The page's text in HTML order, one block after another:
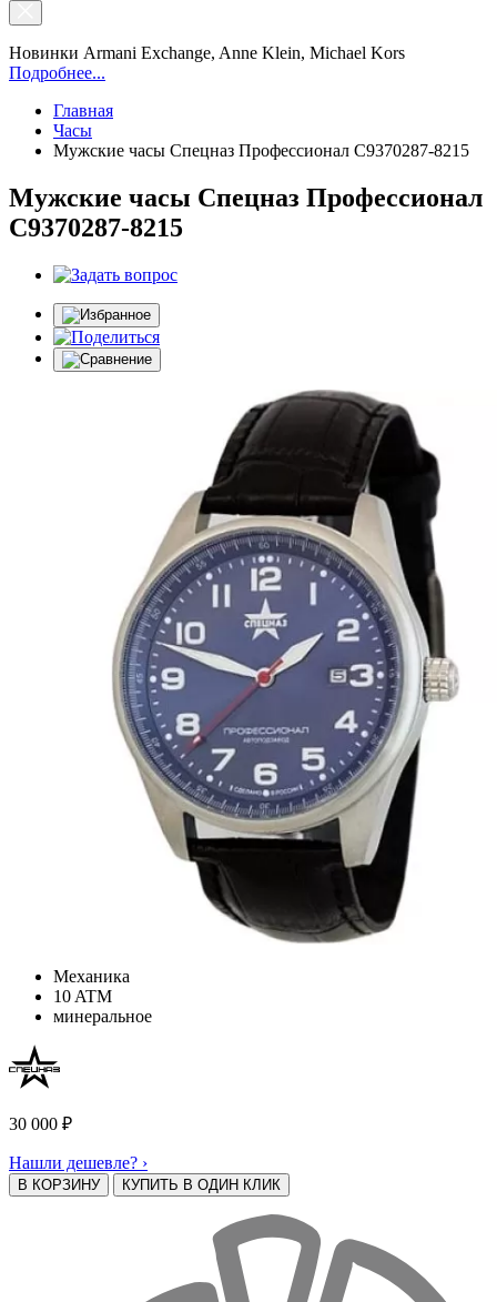
Новинки Armani Exchange, Anne Klein, Michael Kors
Подробнее...
Главная
Часы
Мужские часы Спецназ Профессионал С9370287-8215
Мужские часы Спецназ Профессионал
С9370287-8215
Механика
10 ATM
минеральное
30 000 ₽
Нашли дешевле? ›
В КОРЗИНУ КУПИТЬ В ОДИН КЛИК